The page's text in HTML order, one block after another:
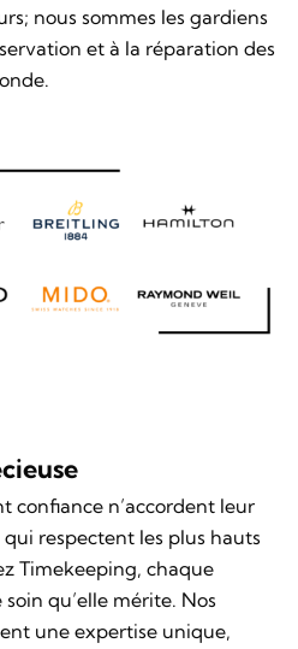
nous sommes les gardiens
et à la réparation des
confiance n’accordent leur
respectent les plus hauts
Timekeeping, chaque
qu’elle mérite. Nos
une expertise unique,